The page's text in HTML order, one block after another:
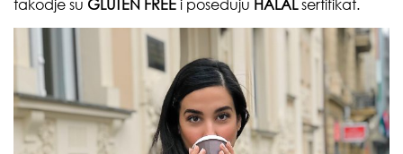
takodje su GLUTEN FREE i poseduju HALALsertifikat.